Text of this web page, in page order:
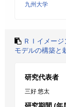
九州大学
ＲＩイメー
モデルの構築と
研究代表者
三好 悠太